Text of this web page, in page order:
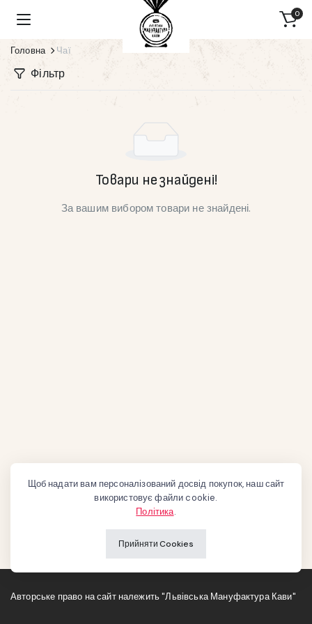
0
Головна Чаї
Фільтр
Товари не знайдені!
За вашим вибором товари не знайдені.
Авторське право на сайт належить "Львівська Мануфактура Кави"
Щоб надати вам персоналізований досвід покупок, наш сайт
використовує файли cookie.
Політика.
Прийняти Cookies